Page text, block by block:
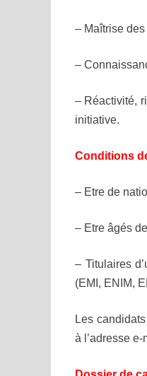
– Maîtrise
–
– Réactivité,
initiative.
Conditions
– Etre de
– Etre âgés
– Titulaires
(EMI, ENIM,
Les
à l’adresse